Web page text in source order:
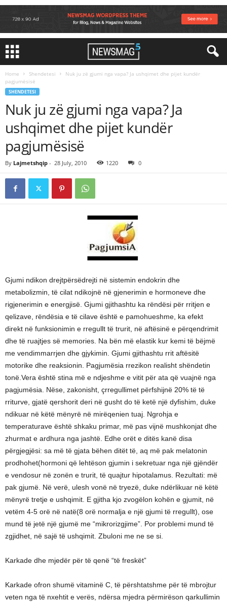
Home Shendetesi
Nuk ju zë gjumi nga vapa? Ja ushqimet dhe pijet kundër
pagjumësisë
SHENDETESI
Nuk ju zë gjumi nga vapa? Ja
ushqimet dhe pijet kundër
pagjumësisë
By Lajmetshqip - 28 July, 2010 1220 0
Gjumi ndikon drejtpërsëdrejti në sistemin endokrin dhe
metabolizmin, të cilat ndikojnë në gjenerimin e hormoneve dhe
rigjenerimin e energjisë. Gjumi gjithashtu ka rëndësi për rritjen e
qelizave, rëndësia e të cilave është e pamohueshme, ka efekt
direkt në funksionimin e rregullt të trurit, në aftësinë e përqendrimit
dhe të ruajtjes së memories. Na bën më elastik kur kemi të bëjmë
me vendimmarrjen dhe gjykimin. Gjumi gjithashtu rrit aftësitë
motorike dhe reaksionin. Pagjumësia rrezikon realisht shëndetin
tonë.Vera është stina më e ndjeshme e vitit për ata që vuajnë nga
pagjumësia. Nëse, zakonisht, çrregullimet përfshijnë 20% të të
rriturve, gjatë qershorit deri në gusht do të ketë një dyfishim, duke
ndikuar në këtë mënyrë në mirëqenien tuaj. Ngrohja e
temperaturave është shkaku primar, më pas vijnë mushkonjat dhe
zhurmat e ardhura nga jashtë. Edhe orët e ditës kanë disa
përgjegjësi: sa më të gjata bëhen ditët të, aq më pak melatonin
prodhohet(hormoni që lehtëson gjumin i sekretuar nga një gjëndër
e vendosur në zonën e trurit, të quajtur hipotalamus. Rezultati: më
pak gjumë. Në verë, ulesh vonë në tryezë, duke ndërlikuar në këtë
mënyrë tretje e ushqimit. E gjitha kjo zvogëlon kohën e gjumit, në
vetëm 4-5 orë në natë(8 orë normalja e një gjumi të rregullt), ose
mund të jetë një gjumë me “mikrorizgjime”. Por problemi mund të
zgjidhet, në sajë të ushqimit. Zbuloni me ne se si.
Karkade dhe mjedër për të qenë “të freskët”
Karkade ofron shumë vitaminë C, të përshtatshme për të mbrojtur
veten nga të nxehtit e verës, ndërsa mjedra përmirëson qarkullimin